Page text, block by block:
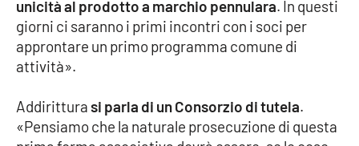
unicità al prodotto a marchio pennulara. In questi
giorni ci saranno i primi incontri con i soci per
approntare un primo programma comune di
attività».
Addiritturasi parla di un Consorzio di tutela.
«Pensiamo che la naturale prosecuzione di questa